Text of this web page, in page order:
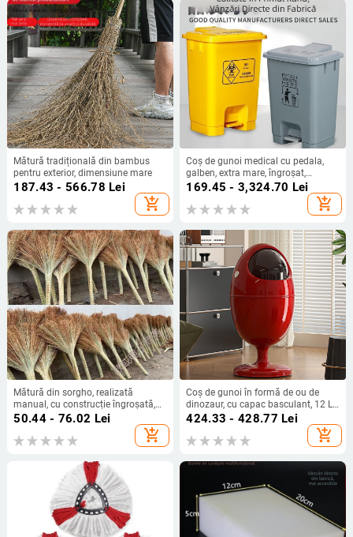
Mătură tradițională din bambus
pentru exterior, dimensiune mare
187.43 - 566.78 Lei
add_shopping_cart
Coș de gunoi medical cu pedala,
galben, extra mare, îngroșat,
durabil, pentru clinici și centre
169.45 - 3,324.70 Lei
add_shopping_cart
Mătură din sorgho, realizată
manual, cu construcție îngroșată,
pentru măturat; potrivită pentru
șantier, casă, școli și spații în aer
liber; robustă și durabilă.
50.44 - 76.02 Lei
add_shopping_cart
Coș de gunoi în formă de ou de
dinozaur, cu capac basculant, 12 L,
oval, picioare înalte, destinat
sufrageriei și băii, raft de depozitare
pentru copii
424.33 - 428.77 Lei
add_shopping_cart